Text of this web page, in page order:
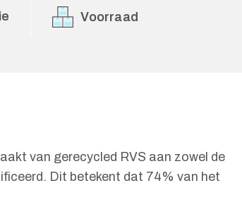
Voorraad
van gerecycled RVS aan zowel de
Dit betekent dat 74% van het